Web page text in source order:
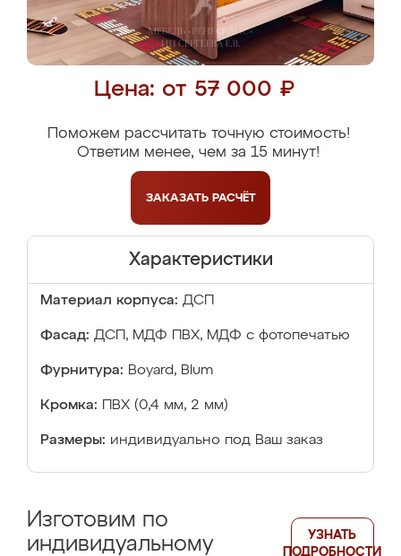
Цена: от 57 000 ₽
Поможем рассчитать точную стоимость!
Ответим менее, чем за 15 минут!
ЗАКАЗАТЬ РАСЧЁТ
Характеристики
Материал корпуса: ДСП
Фасад: ДСП, МДФ ПВХ, МДФ с фотопечатью
Фурнитура: Boyard, Blum
Кромка: ПВХ (0,4 мм, 2 мм)
Размеры: индивидуально под Ваш заказ
Изготовим по
индивидуальному
УЗНАТЬ
ПОДРОБНОСТИ